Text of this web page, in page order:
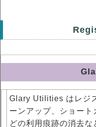
Glary Utilities はレジ
ーンアップ、ショー
どの利用痕跡の消去